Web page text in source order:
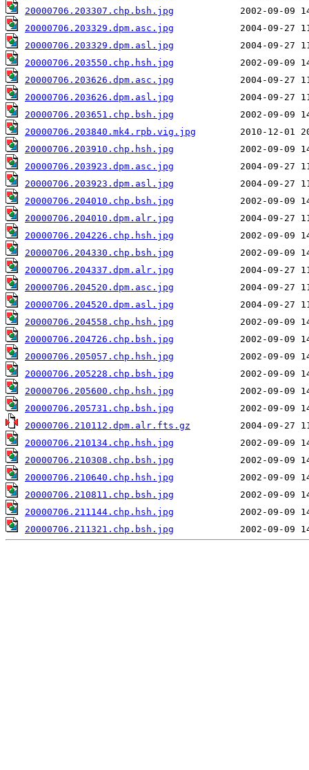
20000706.203307.chp.bsh.jpg
20000706.203329.dpm.asc.jpg
20000706.203329.dpm.asl.jpg
20000706.203550.chp.hsh.jpg
20000706.203626.dpm.asc.jpg
20000706.203626.dpm.asl.jpg
20000706.203651.chp.bsh.jpg
20000706.203840.mk4.rpb.vig.jpg
20000706.203910.chp.hsh.jpg
20000706.203923.dpm.asc.jpg
20000706.203923.dpm.asl.jpg
20000706.204010.chp.bsh.jpg
20000706.204010.dpm.alr.jpg
20000706.204226.chp.hsh.jpg
20000706.204330.chp.bsh.jpg
20000706.204337.dpm.alr.jpg
20000706.204520.dpm.asc.jpg
20000706.204520.dpm.asl.jpg
20000706.204558.chp.hsh.jpg
20000706.204726.chp.bsh.jpg
20000706.205057.chp.hsh.jpg
20000706.205228.chp.bsh.jpg
20000706.205600.chp.hsh.jpg
20000706.205731.chp.bsh.jpg
20000706.210112.dpm.alr.fts.gz
20000706.210134.chp.hsh.jpg
20000706.210308.chp.bsh.jpg
20000706.210640.chp.hsh.jpg
20000706.210811.chp.bsh.jpg
20000706.211144.chp.hsh.jpg
20000706.211321.chp.bsh.jpg